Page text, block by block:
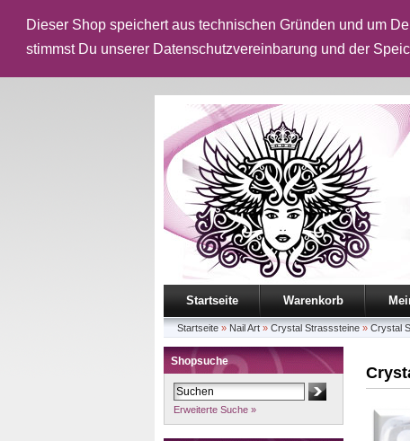
Dieser Shop speichert aus technischen Gründen und um
stimmst Du unserer Datenschutzvereinbarung und der
Startseite Warenkorb
Startseite » Nail Art » Crystal Strasssteine » Crystal
Shopsuche
Erweiterte Suche »